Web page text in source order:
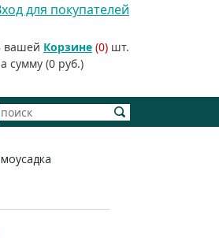
для покупателей
вашей Корзине (0) шт.
сумму (0 руб.)